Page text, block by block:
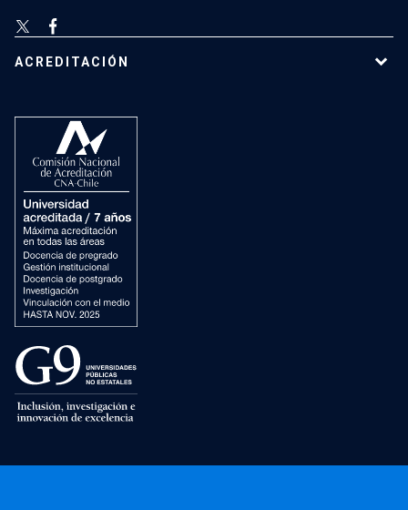
ACREDITACIÓN